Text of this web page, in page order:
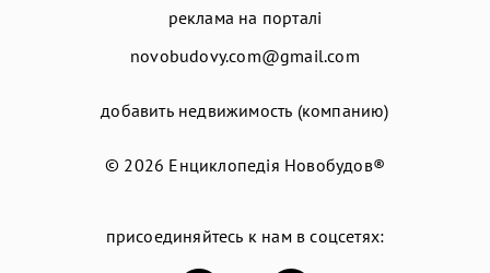
реклама на порталі
novobudovy.com@gmail.com
добавить недвижимость (компанию)
© 2026 Енциклопедія Новобудов®
присоединяйтесь к нам в соцсетях: